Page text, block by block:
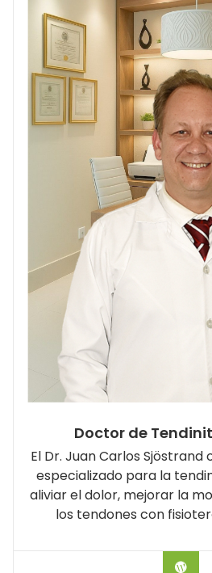
Doctor de
El Dr. Juan Carlos
especializado para la
aliviar el dolor, mejorar la
los tendones con